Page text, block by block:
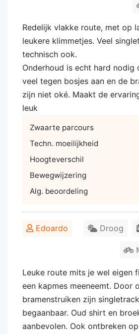
Redelijk vlakke route, met op
leukere klimmetjes. Veel
technisch ook.
Onderhoud is echt hard nodig
veel tegen bosjes aan en de
zijn niet oké. Maakt de
leuk
Zwaarte parcours
Techn. moeilijkheid
Hoogteverschil
Bewegwijzering
Alg. beoordeling
Edoardo Droog
Leuke route mits je wel eigen
een kapmes meeneemt. Door
bramenstruiken zijn
begaanbaar. Oud shirt en
aanbevolen. Ook ontbreken